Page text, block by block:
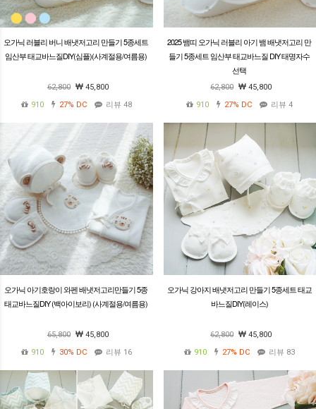
오가닉 러블리 버니 배냇저고리 만들기 5종세트
임산부 태교바느질DIY(심플)(사계절용/여름용)
62,800
45,800
910
27% DC 리뷰 48
2025 뱀띠 오가닉 러블리 아기 뱀 배냇저고리 만
들기 5종세트 임산부 태교바느질 DIY 태명자수
선택
62,800
45,800
910
27% DC 리뷰 4
오가닉 아기호랑이 와펜 배냇저고리만들기 5종
태교바느질DIY (백아이보리) (사계절용/여름용)
65,800
45,800
910
30% DC 리뷰 16
오가닉 강아지 배냇저고리 만들기 5종세트 태교
바느질DIY(레이스)
62,800
45,800
910
27% DC 리뷰 83